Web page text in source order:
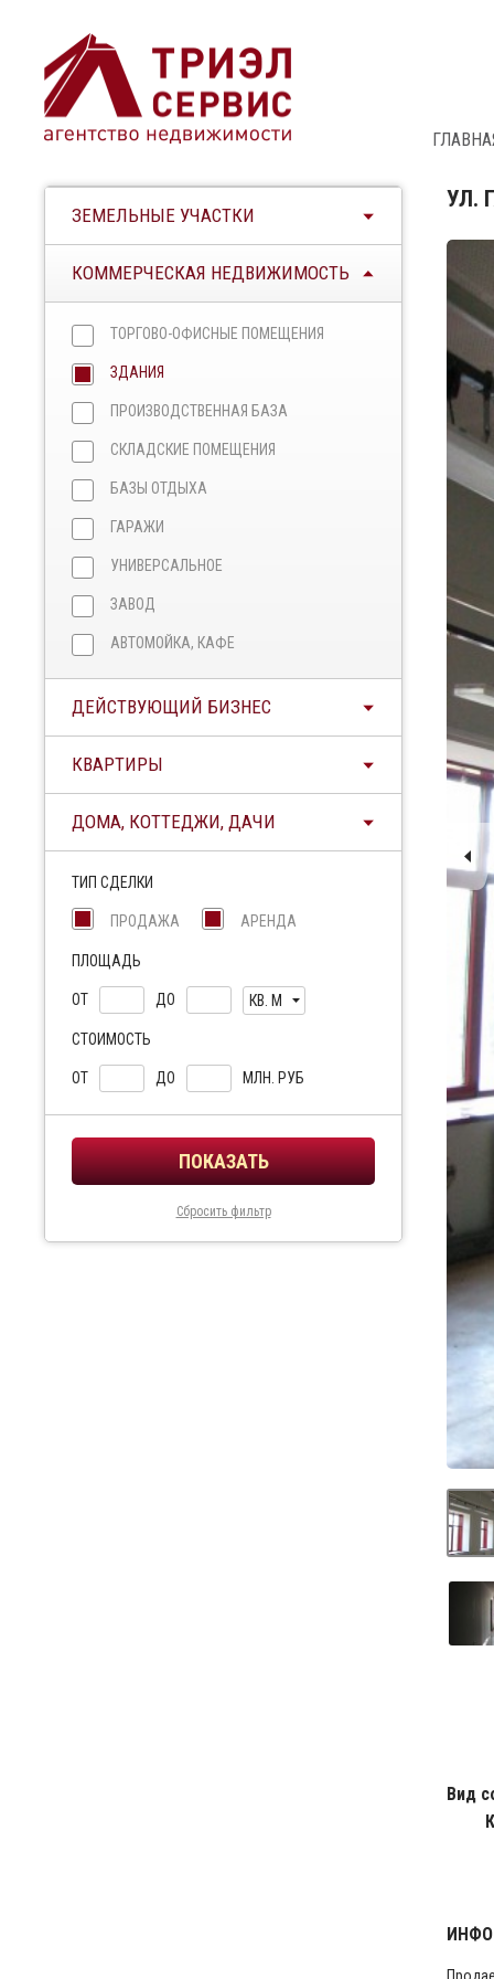
ЗЕМЕЛЬНЫЕ УЧАСТКИ
КОММЕРЧЕСКАЯ НЕДВИЖИМОСТЬ
ТОРГОВО-ОФИСНЫЕ ПОМЕЩЕНИЯ
ЗДАНИЯ
ПРОИЗВОДСТВЕННАЯ БАЗА
СКЛАДСКИЕ ПОМЕЩЕНИЯ
БАЗЫ ОТДЫХА
ГАРАЖИ
УНИВЕРСАЛЬНОЕ
ЗАВОД
АВТОМОЙКА, КАФЕ
ДЕЙСТВУЮЩИЙ БИЗНЕС
КВАРТИРЫ
ДОМА, КОТТЕДЖИ, ДАЧИ
ТИП СДЕЛКИ
ПРОДАЖА АРЕНДА
ПЛОЩАДЬ
ОТ ДО КВ. М
СТОИМОСТЬ
ОТ ДО МЛН. РУБ
Сбросить фильтр
УЛ.
Вид